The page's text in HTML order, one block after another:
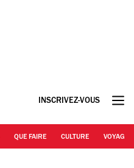
INSCRIVEZ-VOUS
QUE FAIRE CULTURE VOYAGE